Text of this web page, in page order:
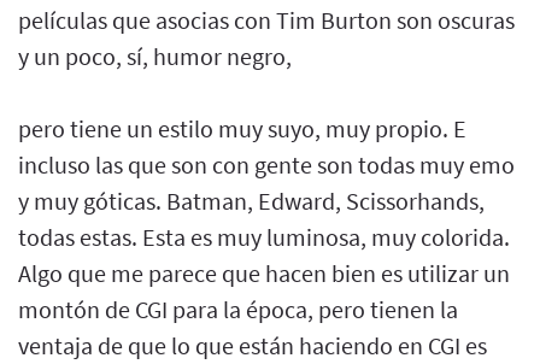
películas que asocias con Tim Burton son oscuras
y un poco, sí, humor negro,
pero tiene un estilo muy suyo, muy propio. E
incluso las que son con gente son todas muy emo
y muy góticas. Batman, Edward, Scissorhands,
todas estas. Esta es muy luminosa, muy colorida.
Algo que me parece que hacen bien es utilizar un
montón de CGI para la época, pero tienen la
ventaja de que lo que están haciendo en CGI es